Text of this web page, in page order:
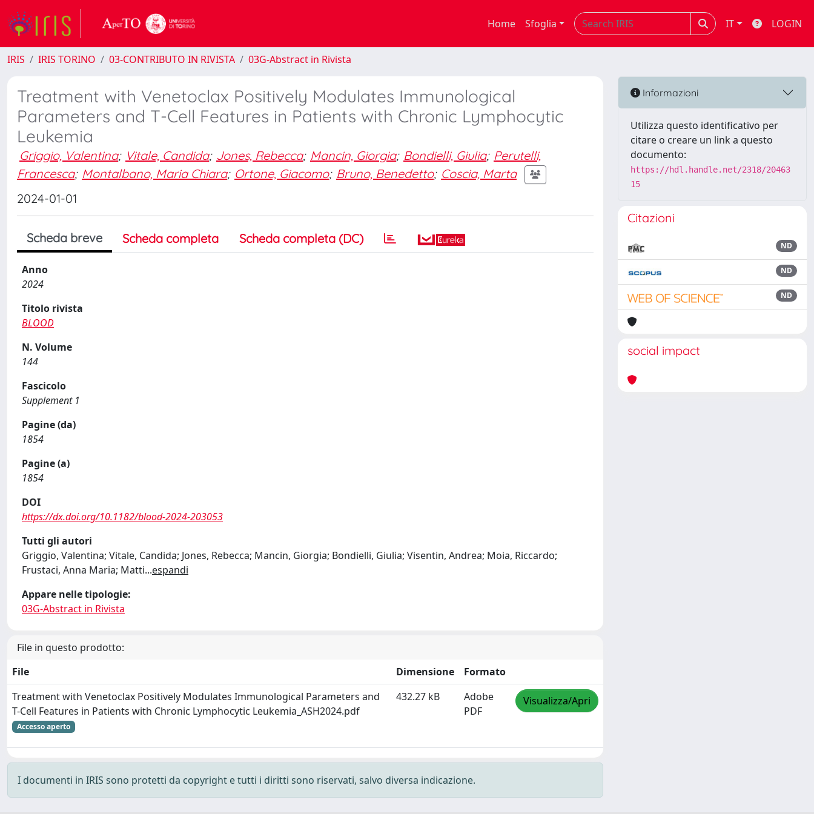
Home Sfoglia IT LOGIN
IRIS IRIS TORINO 03-CONTRIBUTO IN RIVISTA 03G-Abstract in Rivista
Treatment with Venetoclax Positively Modulates Immunological
Parameters and T-Cell Features in Patients with Chronic Lymphocytic
Leukemia
Griggio, Valentina; Vitale, Candida; Jones, Rebecca; Mancin, Giorgia; Bondielli, Giulia; Perutelli,
Francesca; Montalbano, Maria Chiara; Ortone, Giacomo; Bruno, Benedetto; Coscia, Marta
2024-01-01
Scheda breve Scheda completa Scheda completa (DC)
Anno
2024
Titolo rivista
BLOOD
N. Volume
144
Fascicolo
Supplement 1
Pagine (da)
1854
Pagine (a)
1854
DOI
https://dx.doi.org/10.1182/blood-2024-203053
Tutti gli autori
Griggio, Valentina; Vitale, Candida; Jones, Rebecca; Mancin, Giorgia; Bondielli, Giulia; Visentin, Andrea; Moia, Riccardo;
Frustaci, Anna Maria; Matti...espandi
Appare nelle tipologie:
03G-Abstract in Rivista
File in questo prodotto:
File
Dimensione
Formato
Treatment with Venetoclax Positively Modulates Immunological Parameters and
T-Cell Features in Patients with Chronic Lymphocytic Leukemia_ASH2024.pdf
Accesso aperto
432.27 kB
Adobe
PDF
Visualizza/Apri
I documenti in IRIS sono protetti da copyright e tutti i diritti sono riservati, salvo diversa indicazione.
Informazioni
Utilizza questo identificativo per
citare o creare un link a questo
documento:
https://hdl.handle.net/2318/20463
15
Citazioni
ND
ND
ND
social impact